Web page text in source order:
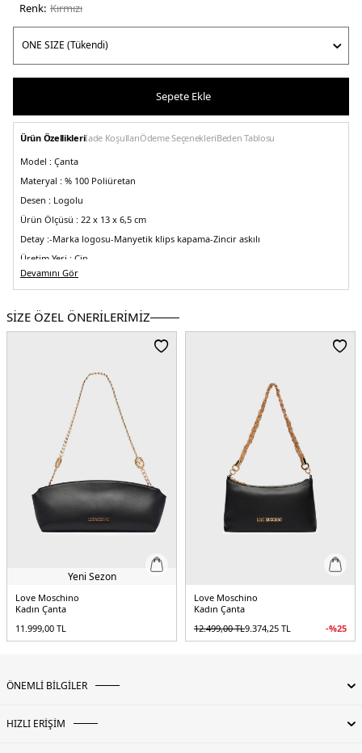
Renk: kirmizi
Sepete Ekle
Ürün Özellikleriİade KoşullarıÖdeme SeçenekleriBeden Tablosu
Model : Çanta
Materyal : % 100 Poliüretan
Desen : Logolu
Ürün Ölçüsü : 22 x 13 x 6,5 cm
Detay :-Marka logosu-Manyetik klips kapama-Zincir askılı
Üretim Yeri : Çin
5DE2JC4103PP1LKD0500.10
Devamını Gör
SİZE ÖZEL ÖNERİLERİMİZ
Yeni Sezon
Love Moschino
Kadın Çanta
11.999,00 TL
Love Moschino
Kadın Çanta
12.499,00TL9.374,25 TL -%25
ÖNEMLİ BİLGİLER
HIZLI ERİŞİM